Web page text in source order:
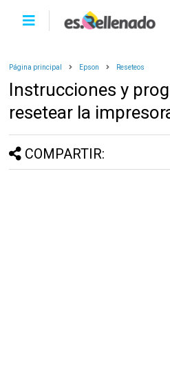
Página principal Epson Reseteos
Instrucciones y
resetear la
COMPARTIR: